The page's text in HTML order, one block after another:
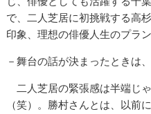
で、二人芝居に初挑戦する高
印象、理想の俳優人生のプラ
－舞台の話が決まったときは
二人芝居の緊張感は半端じ
（笑）。勝村さんとは、以前